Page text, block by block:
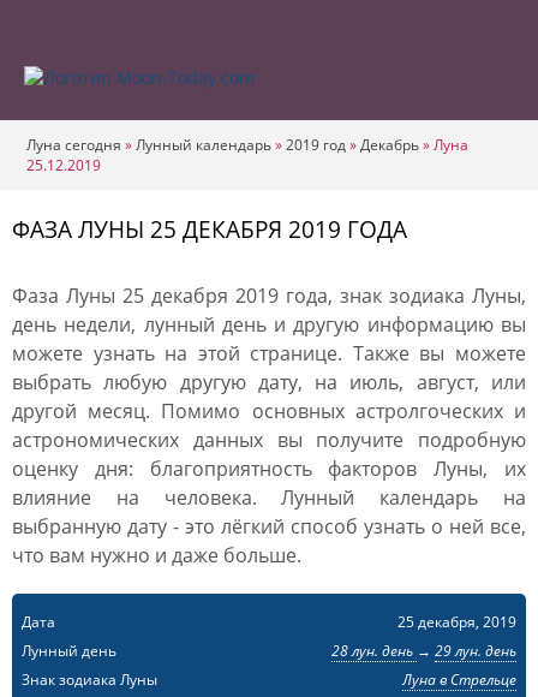
Луна сегодня »Лунный календарь»2019 год»Декабрь»Луна
25.12.2019
ФАЗА ЛУНЫ 25 ДЕКАБРЯ 2019 ГОДА
Фаза Луны 25 декабря 2019 года, знак зодиака Луны,
день недели, лунный день и другую информацию вы
можете узнать на этой странице. Также вы можете
выбрать любую другую дату, на июль, август, или
другой месяц. Помимо основных астролгоческих и
астрономических данных вы получите подробную
оценку дня: благоприятность факторов Луны, их
влияние на человека. Лунный календарь на
выбранную дату - это лёгкий способ узнать о ней все,
что вам нужно и даже больше.
Дата
25 декабря, 2019
Лунный день
28 лун. день → 29 лун. день
Знак зодиака Луны
Луна в Стрельце